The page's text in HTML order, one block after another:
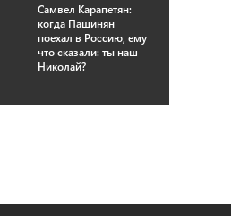
Самвел Карапетян:
когда Пашинян
поехал в Россию, ему
что сказали: ты наш
Николай?